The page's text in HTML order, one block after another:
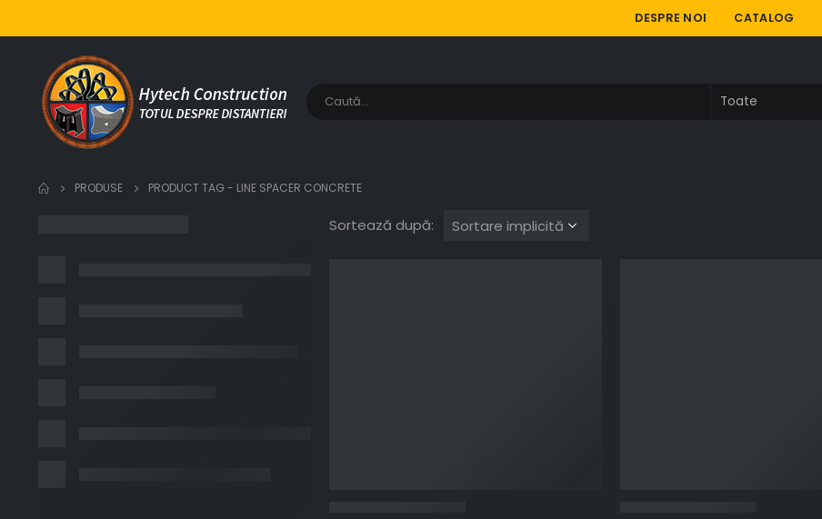
DESPRE NOI CATALOG
PRODUSE PRODUCT TAG - LINE SPACER CONCRETE
Sortează după: